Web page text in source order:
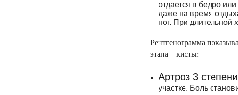
отдается в бедро
даже на время
ног. При длительной
Рентгенограмма
этапа – кисты:
Артроз 3
участке. Боль